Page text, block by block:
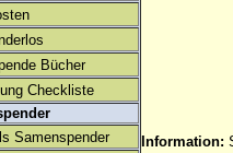
Bücher
Checkliste
Samenspender Information: